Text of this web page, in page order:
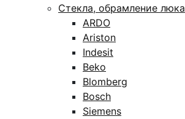
Стекла, обрамление люка
ARDO
Ariston
Indesit
Beko
Blomberg
Bosch
Siemens